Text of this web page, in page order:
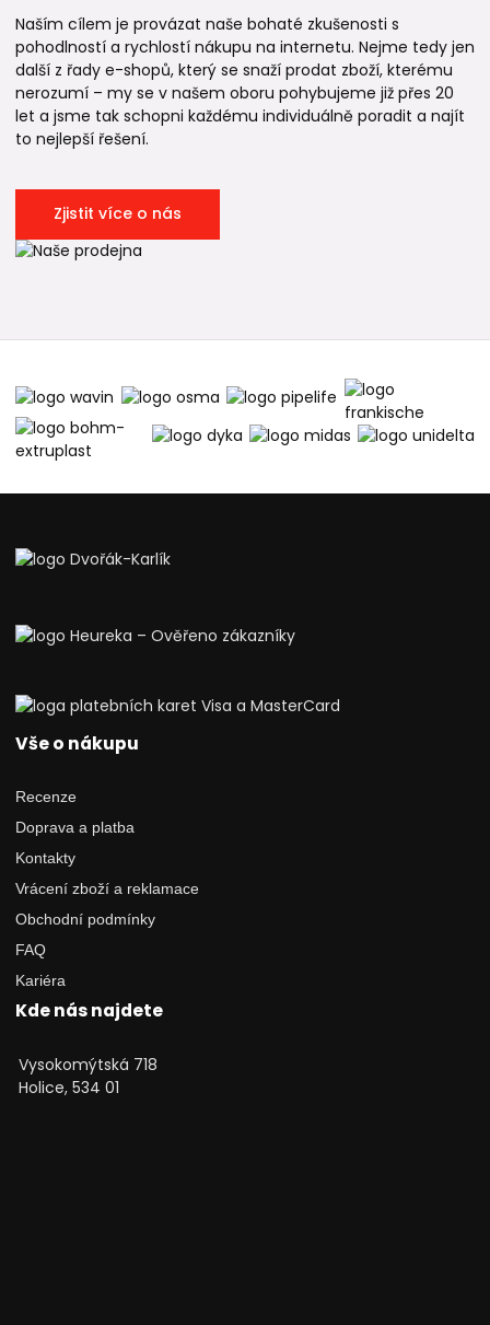
Naším cílem je provázat naše bohaté zkušenosti s
pohodlností a rychlostí nákupu na internetu. Nejme tedy jen
další z řady e-shopů, který se snaží prodat zboží, kterému
nerozumí – my se v našem oboru pohybujeme již přes 20
let a jsme tak schopni každému individuálně poradit a najít
to nejlepší řešení.
Zjistit více o nás
Vše o nákupu
Recenze
Doprava a platba
Kontakty
Vrácení zboží a reklamace
Obchodní podmínky
FAQ
Kariéra
Kde nás najdete
Vysokomýtská 718
Holice, 534 01